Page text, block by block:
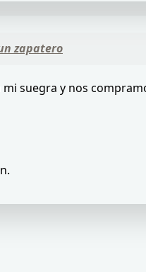
zapatero
suegra y nos